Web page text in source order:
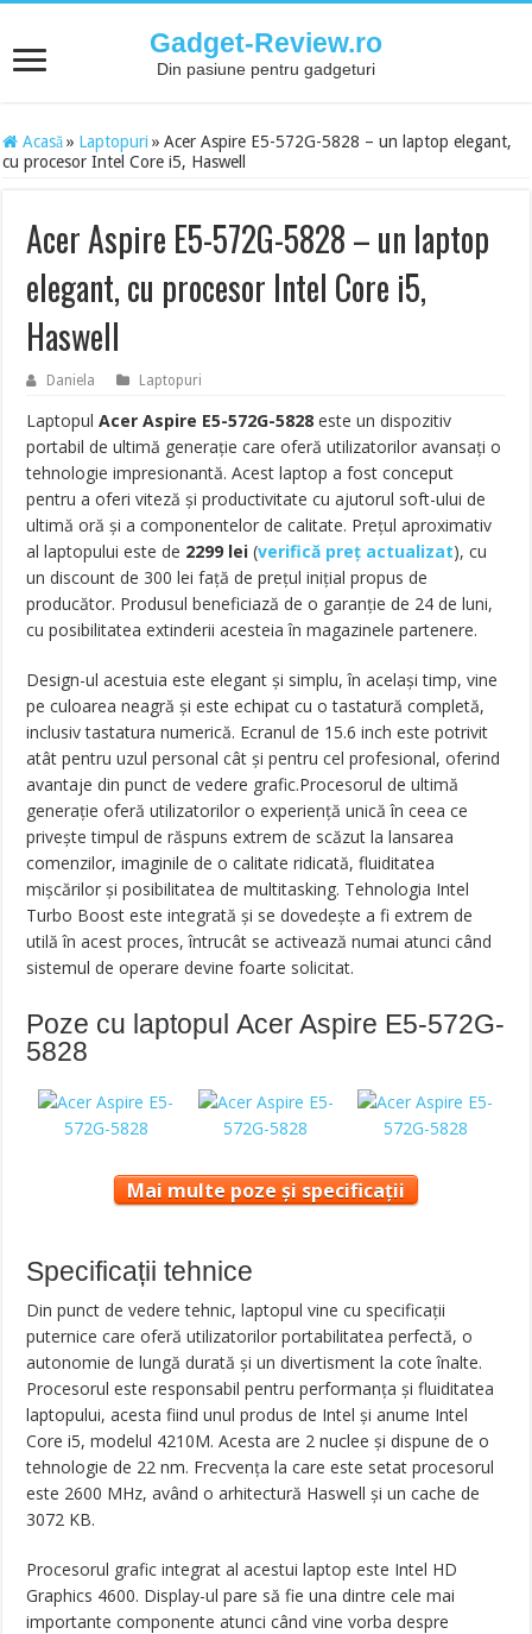
Gadget-Review.ro
Din pasiune pentru gadgeturi
Acasă » Laptopuri » Acer Aspire E5-572G-5828 – un laptop elegant,
cu procesor Intel Core i5, Haswell
Acer Aspire E5-572G-5828 – un laptop
elegant, cu procesor Intel Core i5,
Haswell
Daniela Laptopuri
LaptopulAcer Aspire E5-572G-5828 este un dispozitiv
portabil de ultimă generaţie care oferă utilizatorilor avansaţi o
tehnologie impresionantă. Acest laptop a fost conceput
pentru a oferi viteză şi productivitate cu ajutorul soft-ului de
ultimă oră şi a componentelor de calitate. Preţul aproximativ
al laptopului este de 2299 lei (verifică preț actualizat), cu
un discount de 300 lei faţă de preţul iniţial propus de
producător. Produsul beneficiază de o garanţie de 24 de luni,
cu posibilitatea extinderii acesteia în magazinele partenere.
Design-ul acestuia este elegant şi simplu, în acelaşi timp, vine
pe culoarea neagră şi este echipat cu o tastatură completă,
inclusiv tastatura numerică. Ecranul de 15.6 inch este potrivit
atât pentru uzul personal cât şi pentru cel profesional, oferind
avantaje din punct de vedere grafic.Procesorul de ultimă
generaţie oferă utilizatorilor o experienţă unică în ceea ce
priveşte timpul de răspuns extrem de scăzut la lansarea
comenzilor, imaginile de o calitate ridicată, fluiditatea
mişcărilor şi posibilitatea de multitasking. Tehnologia Intel
Turbo Boost este integrată şi se dovedeşte a fi extrem de
utilă în acest proces, întrucât se activează numai atunci când
sistemul de operare devine foarte solicitat.
Poze cu laptopul Acer Aspire E5-572G-
5828
Mai multe poze și specificații
Specificații tehnice
Din punct de vedere tehnic, laptopul vine cu specificaţii
puternice care oferă utilizatorilor portabilitatea perfectă, o
autonomie de lungă durată şi un divertisment la cote înalte.
Procesorul este responsabil pentru performanţa şi fluiditatea
laptopului, acesta fiind unul produs de Intel şi anume Intel
Core i5, modelul 4210M. Acesta are 2 nuclee şi dispune de o
tehnologie de 22 nm. Frecvenţa la care este setat procesorul
este 2600 MHz, având o arhitectură Haswell şi un cache de
3072 KB.
Procesorul grafic integrat al acestui laptop este Intel HD
Graphics 4600. Display-ul pare să fie una dintre cele mai
importante componente atunci când vine vorba despre